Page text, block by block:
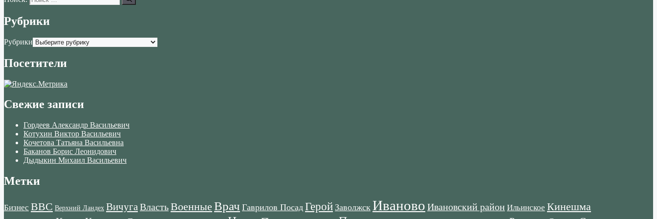
Рубрики
Рубрики
Посетители
Свежие записи
Гордеев Александр Васильевич
Котухин Виктор Васильевич
Кочетова Татьяна Васильевна
Баканов Борис Леонидович
Дыдыкин Михаил Васильевич
Метки
Бизнес ВВС Верхний Ландех ВичугаВластьВоенные Врач Гаврилов Посад Герой Заволжск Иваново Ивановский район Ильинское Кинешма